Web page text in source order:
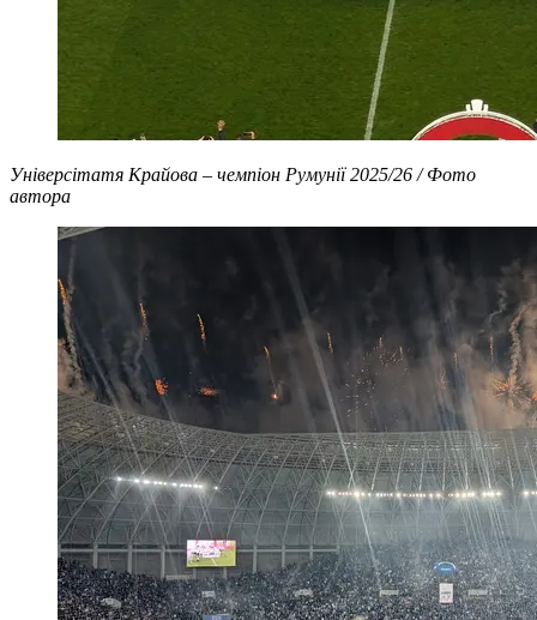
Універсітатя Крайова – чемпіон Румунії 2025/26 / Фото
автора